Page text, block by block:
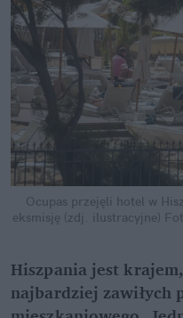
Ocupas przejęli hotel w
eksmisję (zdj. ilustracyjne)
Hiszpania jest
najbardziej zawiłych